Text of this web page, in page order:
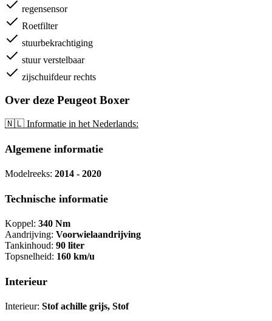
regensensor
Roetfilter
stuurbekrachtiging
stuur verstelbaar
zijschuifdeur rechts
Over deze Peugeot Boxer
🇳🇱 Informatie in het Nederlands:
Algemene informatie
Modelreeks: 2014 - 2020
Technische informatie
Koppel: 340 Nm
Aandrijving: Voorwielaandrijving
Tankinhoud: 90 liter
Topsnelheid: 160 km/u
Interieur
Interieur: Stof achille grijs, Stof